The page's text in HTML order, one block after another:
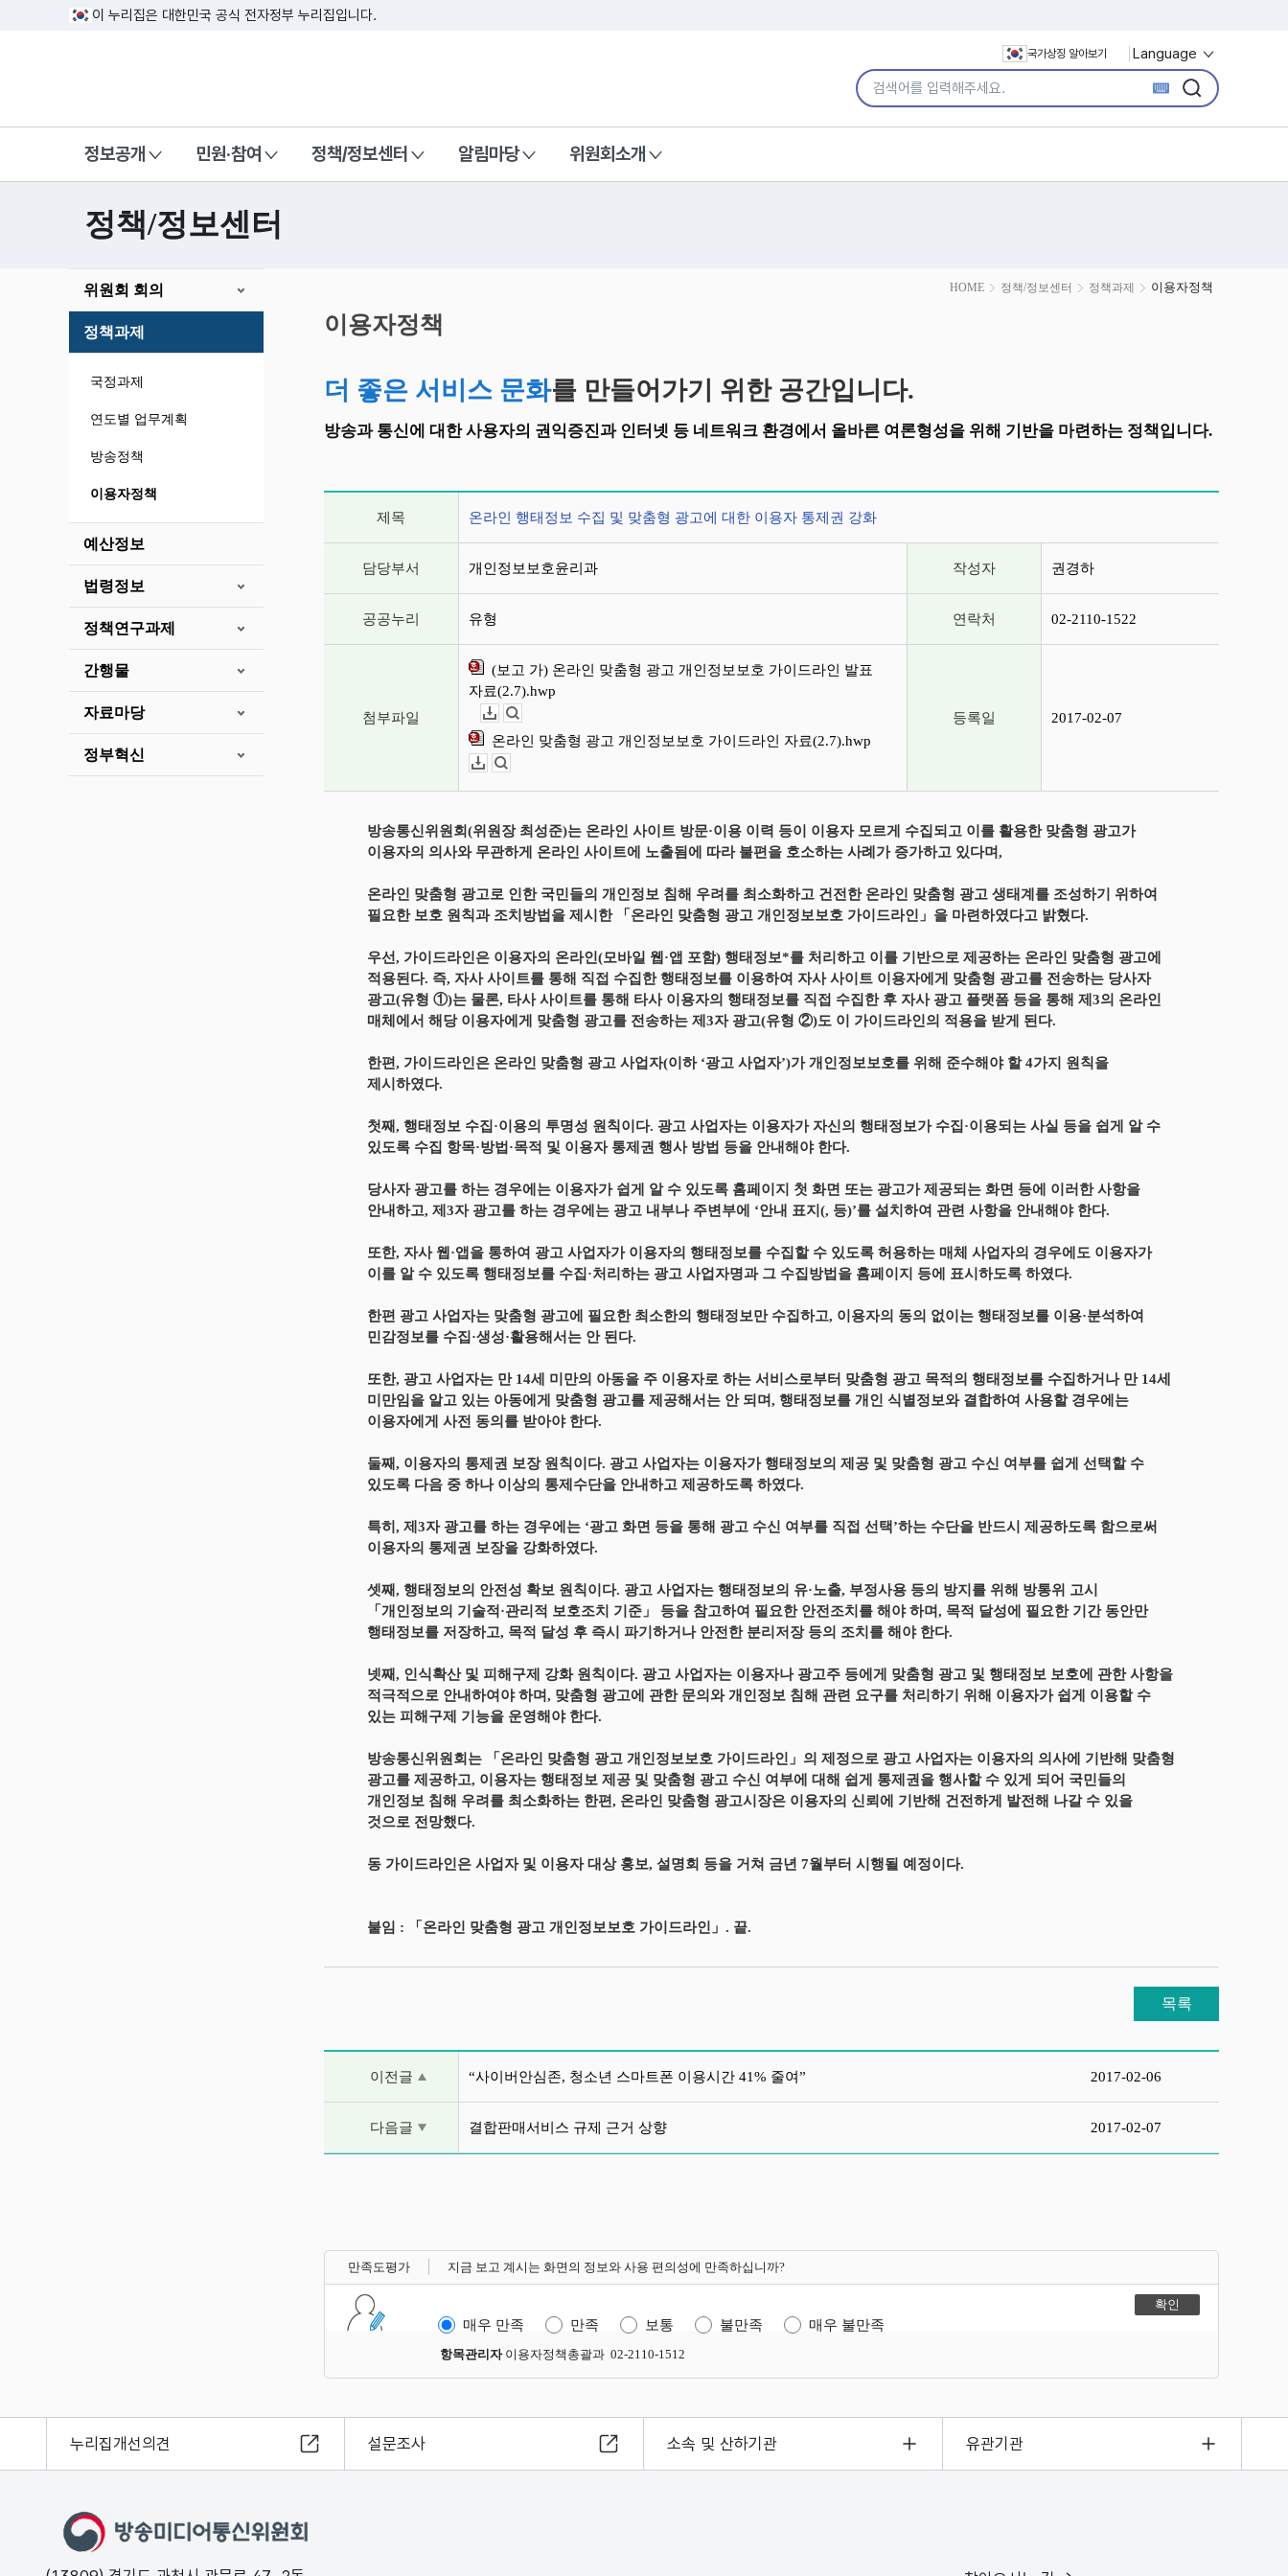
이 누리집은 대한민국 공식 전자정부 누리집입니다.
국가상징 알아보기 Language
통합검색어 입력
검색
검색
정보공개 민원·참여 정책/정보센터 알림마당 위원회소개
정책/정보센터
위원회 회의
정책과제
국정과제
연도별 업무계획
방송정책
이용자정책
예산정보
법령정보
정책연구과제
간행물
자료마당
정부혁신
HOME 정책/정보센터 정책과제 이용자정책
시
이용자정책
더 좋은 서비스 문화를 만들어가기 위한 공간입니다.
방송과 통신에 대한 사용자의 권익증진과 인터넷 등 네트워크 환경에서 올바른 여론형성을 위해 기반을 마련하는 정책입니다.
제목 온라인 행태정보 수집 및 맞춤형 광고에 대한 이용자 통제권 강화
담당부서 개인정보보호윤리과 작성자 권경하
공공누리 유형 연락처 02-2110-1522
첨부파일
(보고 가) 온라인 맞춤형 광고 개인정보보호 가이드라인 발표
자료(2.7).hwp
온라인 맞춤형 광고 개인정보보호 가이드라인 자료(2.7).hwp
등록일 2017-02-07
방송통신위원회(위원장 최성준)는 온라인 사이트 방문·이용 이력 등이 이용자 모르게 수집되고 이를 활용한 맞춤형 광고가
이용자의 의사와 무관하게 온라인 사이트에 노출됨에 따라 불편을 호소하는 사례가 증가하고 있다며,
온라인 맞춤형 광고로 인한 국민들의 개인정보 침해 우려를 최소화하고 건전한 온라인 맞춤형 광고 생태계를 조성하기 위하여
필요한 보호 원칙과 조치방법을 제시한 「온라인 맞춤형 광고 개인정보보호 가이드라인」을 마련하였다고 밝혔다.
우선, 가이드라인은 이용자의 온라인(모바일 웹·앱 포함) 행태정보*를 처리하고 이를 기반으로 제공하는 온라인 맞춤형 광고에
적용된다. 즉, 자사 사이트를 통해 직접 수집한 행태정보를 이용하여 자사 사이트 이용자에게 맞춤형 광고를 전송하는 당사자
광고(유형 ①)는 물론, 타사 사이트를 통해 타사 이용자의 행태정보를 직접 수집한 후 자사 광고 플랫폼 등을 통해 제3의 온라인
매체에서 해당 이용자에게 맞춤형 광고를 전송하는 제3자 광고(유형 ②)도 이 가이드라인의 적용을 받게 된다.
한편, 가이드라인은 온라인 맞춤형 광고 사업자(이하 ‘광고 사업자’)가 개인정보보호를 위해 준수해야 할 4가지 원칙을
제시하였다.
첫째, 행태정보 수집·이용의 투명성 원칙이다. 광고 사업자는 이용자가 자신의 행태정보가 수집·이용되는 사실 등을 쉽게 알 수
있도록 수집 항목·방법·목적 및 이용자 통제권 행사 방법 등을 안내해야 한다.
당사자 광고를 하는 경우에는 이용자가 쉽게 알 수 있도록 홈페이지 첫 화면 또는 광고가 제공되는 화면 등에 이러한 사항을
안내하고, 제3자 광고를 하는 경우에는 광고 내부나 주변부에 ‘안내 표지(, 등)’를 설치하여 관련 사항을 안내해야 한다.
또한, 자사 웹·앱을 통하여 광고 사업자가 이용자의 행태정보를 수집할 수 있도록 허용하는 매체 사업자의 경우에도 이용자가
이를 알 수 있도록 행태정보를 수집·처리하는 광고 사업자명과 그 수집방법을 홈페이지 등에 표시하도록 하였다.
한편 광고 사업자는 맞춤형 광고에 필요한 최소한의 행태정보만 수집하고, 이용자의 동의 없이는 행태정보를 이용·분석하여
민감정보를 수집·생성·활용해서는 안 된다.
또한, 광고 사업자는 만 14세 미만의 아동을 주 이용자로 하는 서비스로부터 맞춤형 광고 목적의 행태정보를 수집하거나 만 14세
미만임을 알고 있는 아동에게 맞춤형 광고를 제공해서는 안 되며, 행태정보를 개인 식별정보와 결합하여 사용할 경우에는
이용자에게 사전 동의를 받아야 한다.
둘째, 이용자의 통제권 보장 원칙이다. 광고 사업자는 이용자가 행태정보의 제공 및 맞춤형 광고 수신 여부를 쉽게 선택할 수
있도록 다음 중 하나 이상의 통제수단을 안내하고 제공하도록 하였다.
특히, 제3자 광고를 하는 경우에는 ‘광고 화면 등을 통해 광고 수신 여부를 직접 선택’하는 수단을 반드시 제공하도록 함으로써
이용자의 통제권 보장을 강화하였다.
셋째, 행태정보의 안전성 확보 원칙이다. 광고 사업자는 행태정보의 유·노출, 부정사용 등의 방지를 위해 방통위 고시
「개인정보의 기술적·관리적 보호조치 기준」 등을 참고하여 필요한 안전조치를 해야 하며, 목적 달성에 필요한 기간 동안만
행태정보를 저장하고, 목적 달성 후 즉시 파기하거나 안전한 분리저장 등의 조치를 해야 한다.
넷째, 인식확산 및 피해구제 강화 원칙이다. 광고 사업자는 이용자나 광고주 등에게 맞춤형 광고 및 행태정보 보호에 관한 사항을
적극적으로 안내하여야 하며, 맞춤형 광고에 관한 문의와 개인정보 침해 관련 요구를 처리하기 위해 이용자가 쉽게 이용할 수
있는 피해구제 기능을 운영해야 한다.
방송통신위원회는 「온라인 맞춤형 광고 개인정보보호 가이드라인」의 제정으로 광고 사업자는 이용자의 의사에 기반해 맞춤형
광고를 제공하고, 이용자는 행태정보 제공 및 맞춤형 광고 수신 여부에 대해 쉽게 통제권을 행사할 수 있게 되어 국민들의
개인정보 침해 우려를 최소화하는 한편, 온라인 맞춤형 광고시장은 이용자의 신뢰에 기반해 건전하게 발전해 나갈 수 있을
것으로 전망했다.
동 가이드라인은 사업자 및 이용자 대상 홍보, 설명회 등을 거쳐 금년 7월부터 시행될 예정이다.
붙임 : 「온라인 맞춤형 광고 개인정보보호 가이드라인」. 끝.
목록
이전글 “사이버안심존, 청소년 스마트폰 이용시간 41% 줄여” 2017-02-06
다음글 결합판매서비스 규제 근거 상향 2017-02-07
만족도평가 지금 보고 계시는 화면의 정보와 사용 편의성에 만족하십니까?
매우 만족 만족 보통 불만족 매우 불만족
항목관리자이용자정책총괄과 02-2110-1512
누리집개선의견 설문조사 소속 및 산하기관 유관기관